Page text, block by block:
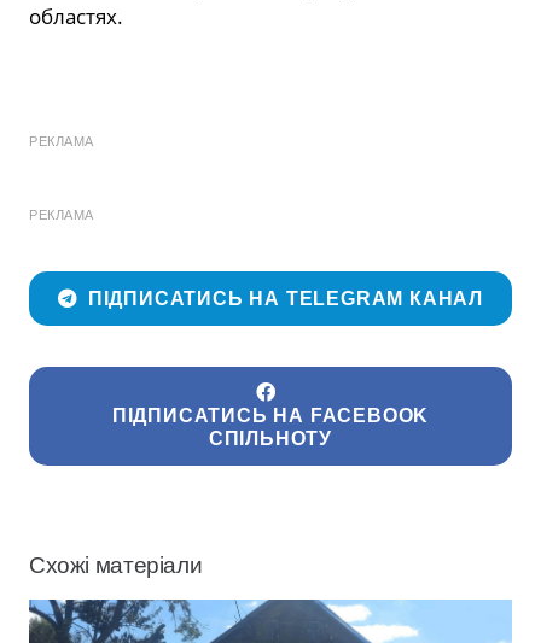
областях.
РЕКЛАМА
РЕКЛАМА
ПІДПИСАТИСЬ НА TELEGRAM КАНАЛ
ПІДПИСАТИСЬ НА FACEBOOK
СПІЛЬНОТУ
Схожі матеріали